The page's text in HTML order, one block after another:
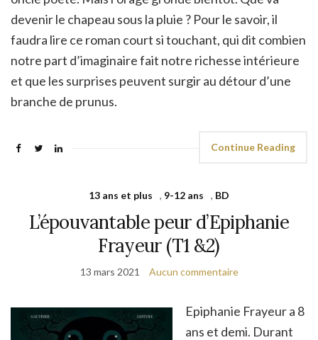
devenir le chapeau sous la pluie ? Pour le savoir, il
faudra lire ce roman court si touchant, qui dit combien
notre part d’imaginaire fait notre richesse intérieure
et que les surprises peuvent surgir au détour d’une
branche de prunus.
Continue Reading
13 ans et plus , 9-12 ans , BD
L’épouvantable peur d’Epiphanie
Frayeur (T1 &2)
13 mars 2021 Aucun commentaire
Epiphanie Frayeur a 8
ans et demi. Durant